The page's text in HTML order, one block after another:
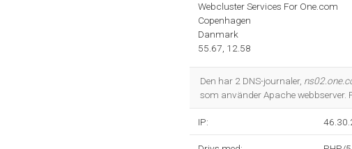
Webcluster Services For One.com
Copenhagen
Danmark
55.67, 12.58
Den har 2 DNS-journaler,
som använder Apache
IP: